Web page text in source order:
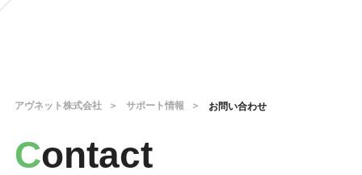
アヴネット株式会社 サポート情報 お問い合わせ
Contact